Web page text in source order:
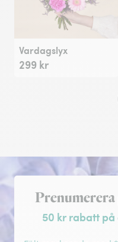
Vardagslyx
299 kr
Registrera
50 kr rabatt